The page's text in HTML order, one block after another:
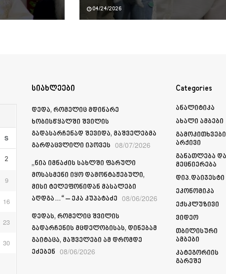
04/24/2026
S
2
9
16
23
30
სიახლეები
დედა, რომელიც მდინარე
ხობისწყალში შვილის
გადასარჩენად შევიდა, მაშველებმა
გარდაცვლილი იპოვეს 08/07/2026
„ნია იმნაძის სახლში ფარული
მოსასმენი იყო დამონტაჟებული,
მისი ტელეფონიდან მასალები
აღდგა…“ – ეკა კუპატაძე 08/06/2026
დედას, რომელიც შვილის
გადარჩენის მცდელობისას, დინებამ
გაიტაცა, მაშველები ამ დრომდე
ეძებენ 08/06/2026
Categories
Ანალიტიკა
Ახალი Ამბები
Არქივი
Განათლება Და
Მეცნიერება
Დიპ.დაიჯესტი
Ეკონომიკა
Ექსკლუზივი
Ვიდეო
Თბილისური
Ამბები
Კატეგორიის
Გარეშე